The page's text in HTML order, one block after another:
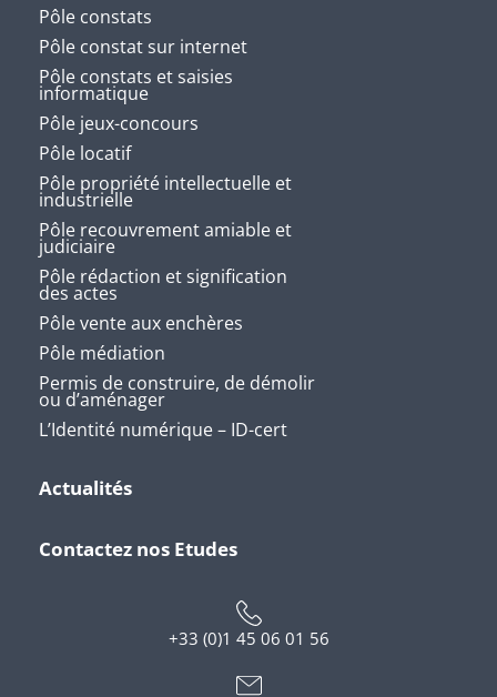
Pôle constats
Pôle constat sur internet
Pôle constats et saisies
informatique
Pôle jeux-concours
Pôle locatif
Pôle propriété intellectuelle et
industrielle
Pôle recouvrement amiable et
judiciaire
Pôle rédaction et signification
des actes
Pôle vente aux enchères
Pôle médiation
Permis de construire, de démolir
ou d’aménager
L’Identité numérique – ID-cert
Actualités
Contactez nos Etudes
+33 (0)1 45 06 01 56